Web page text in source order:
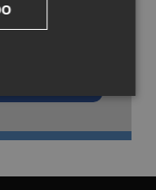
de
correo